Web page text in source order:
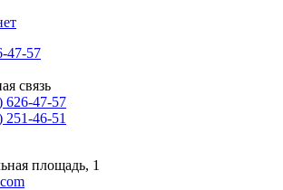
47-57
связь
626-47-57
251-46-51
площадь, 1